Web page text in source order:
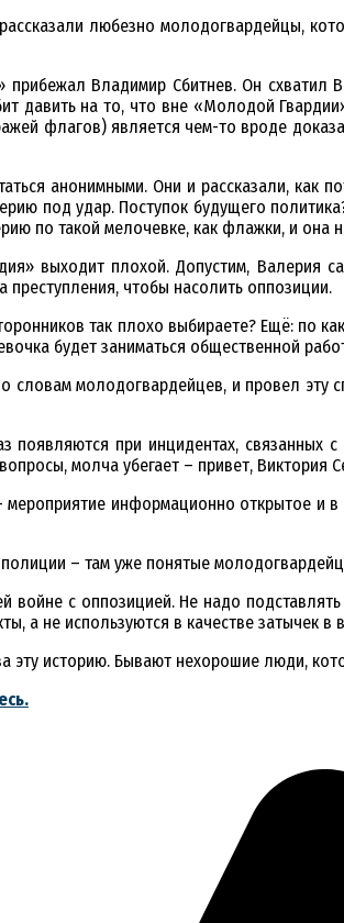
любезно молодогвардейцы,
Владимир Сбитнев. Он
давить на то, что вне «Молодой
флагов) является чем-то вроде
анонимными. Они и рассказали, как
под удар. Поступок будущего
по такой мелочевке, как флажки, и она
выходит плохой. Допустим, Валерия
преступления, чтобы насолить оппозиции.
так плохо выбираете? Ещё: по
будет заниматься общественной
словам молодогвардейцев, и провел
появляются при инцидентах,
молча убегает – привет, Виктория
информационно открытое и
– там уже понятые
с оппозицией. Не надо
а не используются в качестве затычек в
эту историю. Бывают нехорошие люди,